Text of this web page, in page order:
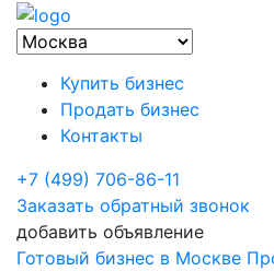
Купить бизнес
Продать бизнес
Контакты
+7 (499) 706-86-11
Заказать обратный звонок
добавить объявление
Готовый бизнес в Москве